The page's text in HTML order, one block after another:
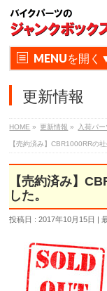
MENU
更新情報
HOME » 更新情報 » 入荷パー
【売約済み】CBR1000RRの
【売約済み】
した。
投稿日 : 2017年10月15日